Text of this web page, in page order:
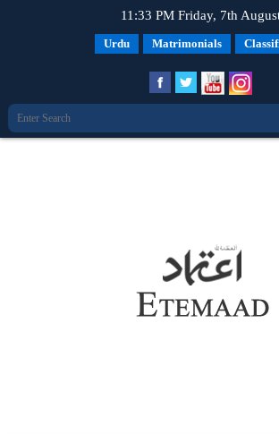
11:33 PM Friday, 7th
Urdu Matrimonials